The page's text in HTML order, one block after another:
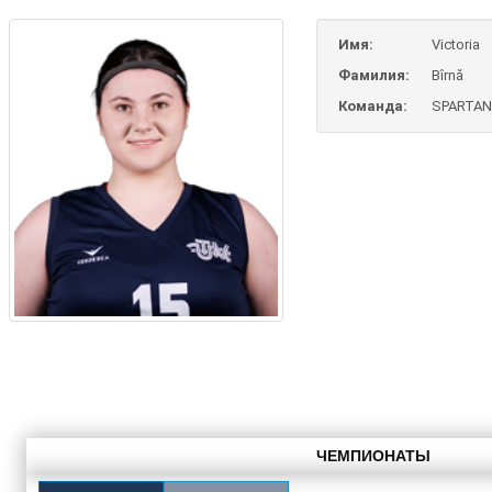
Имя:
Victoria
Фамилия:
Bîrnă
Команда:
ЧЕМПИОНАТЫ